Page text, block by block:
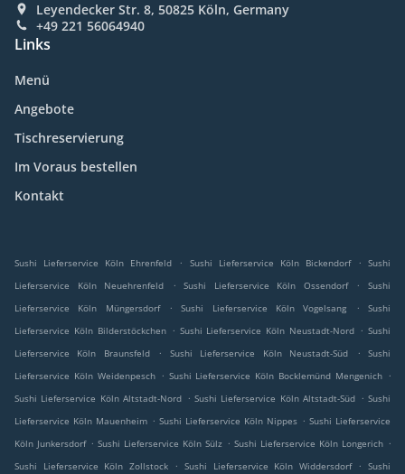
Leyendecker Str. 8, 50825 Köln, Germany
+49 221 56064940
Links
Menü
Angebote
Tischreservierung
Im Voraus bestellen
Kontakt
Sushi Lieferservice Köln Ehrenfeld . Sushi Lieferservice Köln Bickendorf . Sushi
Lieferservice Köln Neuehrenfeld
. Sushi Lieferservice Köln Ossendorf .
Sushi
Lieferservice Köln Müngersdorf
. Sushi Lieferservice Köln Vogelsang .
Sushi
Lieferservice Köln Bilderstöckchen . Sushi Lieferservice Köln Neustadt-Nord . Sushi
Lieferservice Köln Braunsfeld
. Sushi Lieferservice Köln Neustadt-Süd .
Sushi
Lieferservice Köln Weidenpesch . Sushi Lieferservice Köln Bocklemünd Mengenich .
Sushi Lieferservice Köln Altstadt-Nord . Sushi Lieferservice Köln Altstadt-Süd . Sushi
Lieferservice Köln Mauenheim . Sushi Lieferservice Köln Nippes . Sushi Lieferservice
Köln Junkersdorf . Sushi Lieferservice Köln Sülz . Sushi Lieferservice Köln Longerich .
Sushi Lieferservice Köln Zollstock
. Sushi Lieferservice Köln Widdersdorf . Sushi